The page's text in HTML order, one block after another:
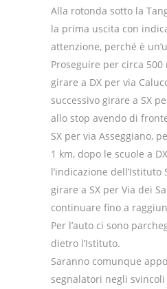
Alla rotonda sotto la
la prima uscita con
attenzione, perché è
Proseguire per circa
girare a DX per via
successivo girare a SX
allo stop avendo di
SX per via Asseggiano,
1 km, dopo le scuole a
l’indicazione dell’Istituto
girare a SX per Via dei
continuare fino a
Per l’auto ci sono
dietro l’Istituto.
Saranno comunque
segnalatori negli